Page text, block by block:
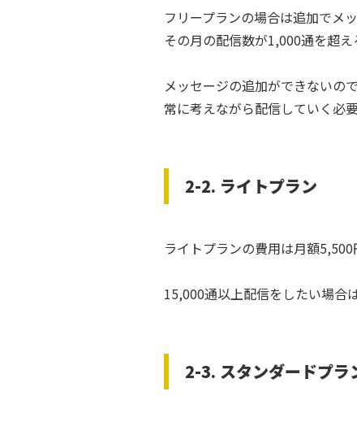
フリープランの場合は追加でメ
その月の配信数が1,000通を超え
メッセージの追加ができないの
常に考えながら配信していく必要
2-2. ライトプラン
ライトプランの費用は月額5,500
15,000通以上配信をしたい場合
2-3. スタンダードプラ